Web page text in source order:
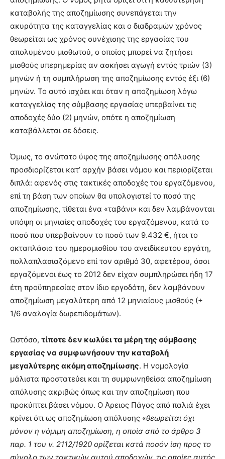
καταβολής της αποζημίωσης συνεπάγεται την
ακυρότητα της καταγγελίας και ο διαδραμών χρόνος
θεωρείται ως χρόνος συνέχισης της εργασίας του
απολυμένου μισθωτού, ο οποίος μπορεί να ζητήσει
μισθούς υπερημερίας αν ασκήσει αγωγή εντός τριών (3)
μηνών ή τη συμπλήρωση της αποζημίωσης εντός έξι (6)
μηνών. Το αυτό ισχύει και όταν η αποζημίωση λόγω
καταγγελίας της σύμβασης εργασίας υπερβαίνει τις
αποδοχές δύο (2) μηνών, οπότε η αποζημίωση
καταβάλλεται σε δόσεις.
Όμως, το ανώτατο ύψος της αποζημίωσης απόλυσης
προσδιορίζεται κατ’ αρχήν βάσει νόμου και περιορίζεται
διπλά: αφενός στις τακτικές αποδοχές του εργαζόμενου,
επί τη βάση των οποίων θα υπολογιστεί το ποσό της
αποζημίωσης, τίθεται ένα «ταβάνι» και δεν λαμβάνονται
υπόψη οι μηνιαίες αποδοχές του εργαζόμενου, κατά το
ποσό που υπερβαίνουν το ποσό των 9.432 €, ήτοι το
οκταπλάσιο του ημερομισθίου του ανειδίκευτου εργάτη,
πολλαπλασιαζόμενο επί τον αριθμό 30, αφετέρου, όσοι
εργαζόμενοι έως το 2012 δεν είχαν συμπληρώσει ήδη 17
έτη προϋπηρεσίας στον ίδιο εργοδότη, δεν λαμβάνουν
αποζημίωση μεγαλύτερη από 12 μηνιαίους μισθούς (+
1/6 αναλογία δωρεπιδομάτων).
Ωστόσο, τίποτε δεν κωλύει τα μέρη της σύμβασης
εργασίας να συμφωνήσουν την καταβολή
μεγαλύτερης ακόμη αποζημίωσης. Η νομολογία
μάλιστα προστατεύει και τη συμφωνηθείσα αποζημίωση
απόλυσης ακριβώς όπως και την αποζημίωση που
προκύπτει βάσει νόμου. Ο Άρειος Πάγος από παλιά έχει
κρίνει ότι ως αποζημίωση απόλυσης «θεωρείται όχι
μόνον η νόμιμη αποζημίωση, η οποία από το άρθρο 3
παρ. 1 του ν. 2112/1920 ορίζεται κατά ποσόν ίση προς το